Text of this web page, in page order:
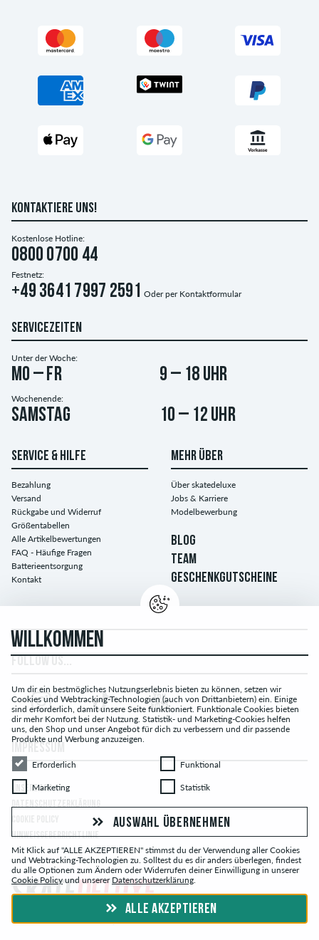
KONTAKTIERE UNS!
Kostenlose Hotline:
0800 0700 44
Festnetz:
+49 3641 7997 2591 Oder per Kontaktformular
SERVICEZEITEN
Unter der Woche:
Mo – Fr 9 – 18 Uhr
Wochenende:
Samstag 10 – 12 Uhr
SERVICE & HILFE
Bezahlung
Versand
Rückgabe und Widerruf
Größentabellen
Alle Artikelbewertungen
FAQ - Häufige Fragen
Batterieentsorgung
Kontakt
MEHR ÜBER
Über skatedeluxe
Jobs & Karriere
Modelbewerbung
BLOG
TEAM
GESCHENKGUTSCHEINE
UNSERE AGB
HINWEISGEBERRICHTLINIE
© skatedeluxe.ch Skateshop 2026
WILLKOMMEN
Um dir ein bestmögliches Nutzungserlebnis bieten zu können, setzen wir
Cookies und Webtracking-Technologien (auch von Drittanbietern) ein. Einige
sind erforderlich, damit unsere Seite funktioniert. Funktionale Cookies bieten
dir mehr Komfort bei der Nutzung. Statistik- und Marketing-Cookies helfen
uns, den Shop und unser Angebot für dich zu verbessern und dir passende
Produkte und Werbung anzuzeigen.
Erforderlich
Erforderlich FunktionalFunktional
MarketingMarketing StatistikStatistik
AUSWAHL ÜBERNEHMEN
Mit Klick auf "ALLE AKZEPTIEREN" stimmst du der Verwendung aller Cookies
und Webtracking-Technologien zu. Solltest du es dir anders überlegen, findest
du alle Optionen zum Ändern oder Widerrufen deiner Einwilligung in unserer
Cookie Policy und unserer Datenschutzerklärung.
ALLE AKZEPTIEREN